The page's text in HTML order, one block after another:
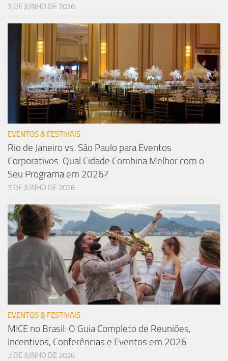
3 DE JUNHO DE 2026
EVENTOS & FESTIVAIS
Rio de Janeiro vs. São Paulo para Eventos
Corporativos: Qual Cidade Combina Melhor com o
Seu Programa em 2026?
3 DE JUNHO DE 2026
EVENTOS & FESTIVAIS
MICE no Brasil: O Guia Completo de Reuniões,
Incentivos, Conferências e Eventos em 2026
3 DE JUNHO DE 2026